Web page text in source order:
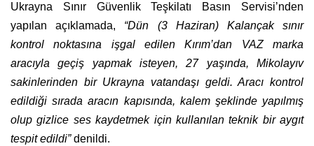
Ukrayna Sınır Güvenlik Teşkilatı Basın Servisi’nden
yapılan açıklamada, “Dün (3 Haziran) Kalançak sınır
kontrol noktasına işgal edilen Kırım’dan VAZ marka
aracıyla geçiş yapmak isteyen, 27 yaşında, Mikolayıv
sakinlerinden bir Ukrayna vatandaşı geldi. Aracı kontrol
edildiği sırada aracın kapısında, kalem şeklinde yapılmış
olup gizlice ses kaydetmek için kullanılan teknik bir aygıt
tespit edildi”denildi.